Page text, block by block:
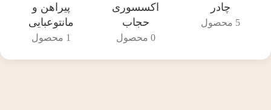
چادر
5 محصول
اکسسوری
حجاب
0 محصول
پیراهن و
مانتوعبایی
1 محصول